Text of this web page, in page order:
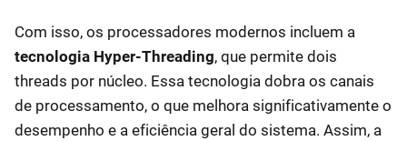
Com isso, os processadores modernos incluem a
tecnologia Hyper-Threading, que permite dois
threads por núcleo. Essa tecnologia dobra os canais
de processamento, o que melhora significativamente o
desempenho e a eficiência geral do sistema. Assim, a